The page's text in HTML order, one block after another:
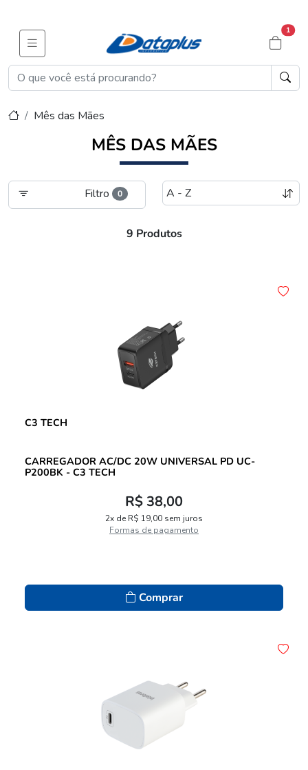
1
Mês das Mães
MÊS DAS MÃES
Filtro 0
9 Produtos
C3 TECH
CARREGADOR AC/DC 20W UNIVERSAL PD UC-
P200BK - C3 TECH
R$ 38,00
2x de R$ 19,00 sem juros
Formas de pagamento
Comprar